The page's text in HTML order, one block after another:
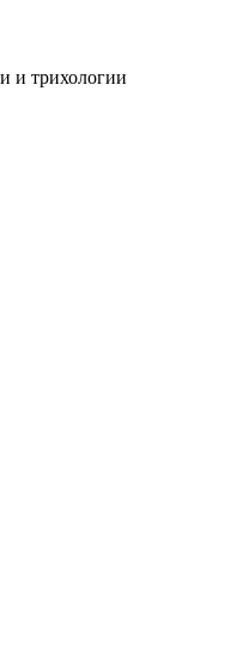
и трихологии